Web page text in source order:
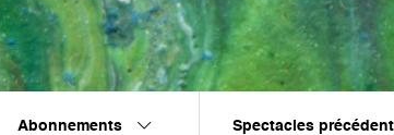
Abonnements Spectacles